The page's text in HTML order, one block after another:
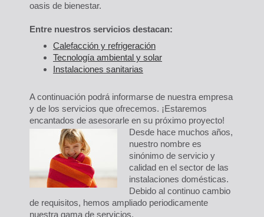
oasis de bienestar.
Entre nuestros servicios destacan:
Calefacción y refrigeración
Tecnología ambiental y solar
Instalaciones sanitarias
A continuación podrá informarse de nuestra empresa
y de los servicios que ofrecemos. ¡Estaremos
encantados de asesorarle en su próximo proyecto!
Desde hace muchos años,
nuestro nombre es
sinónimo de servicio y
calidad en el sector de las
instalaciones domésticas.
Debido al continuo cambio
de requisitos, hemos ampliado periodicamente
nuestra gama de servicios.